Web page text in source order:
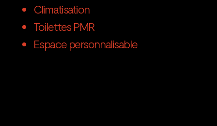
Climatisation
Toilettes PMR
Espace personnalisable